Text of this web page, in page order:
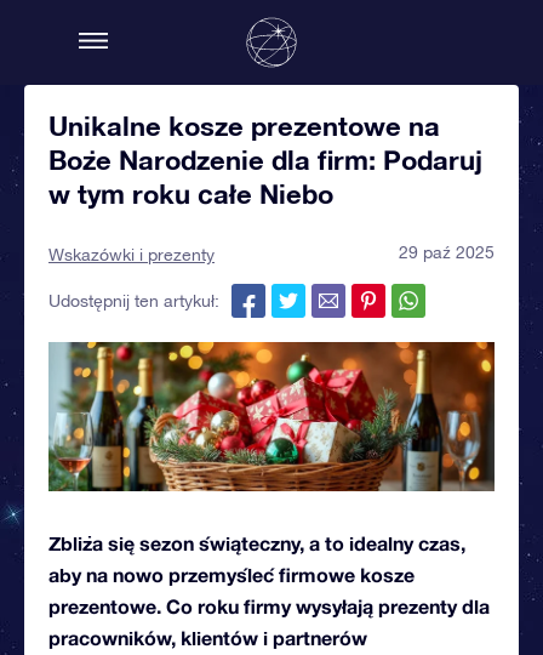
Unikalne kosze prezentowe na
Boże Narodzenie dla firm: Podaruj
w tym roku całe Niebo
Wskazówki i prezenty 29 paź 2025
Udostępnij ten artykuł:
Zbliża się sezon świąteczny, a to idealny czas,
aby na nowo przemyśleć firmowe kosze
prezentowe. Co roku firmy wysyłają prezenty dla
pracowników, klientów i partnerów